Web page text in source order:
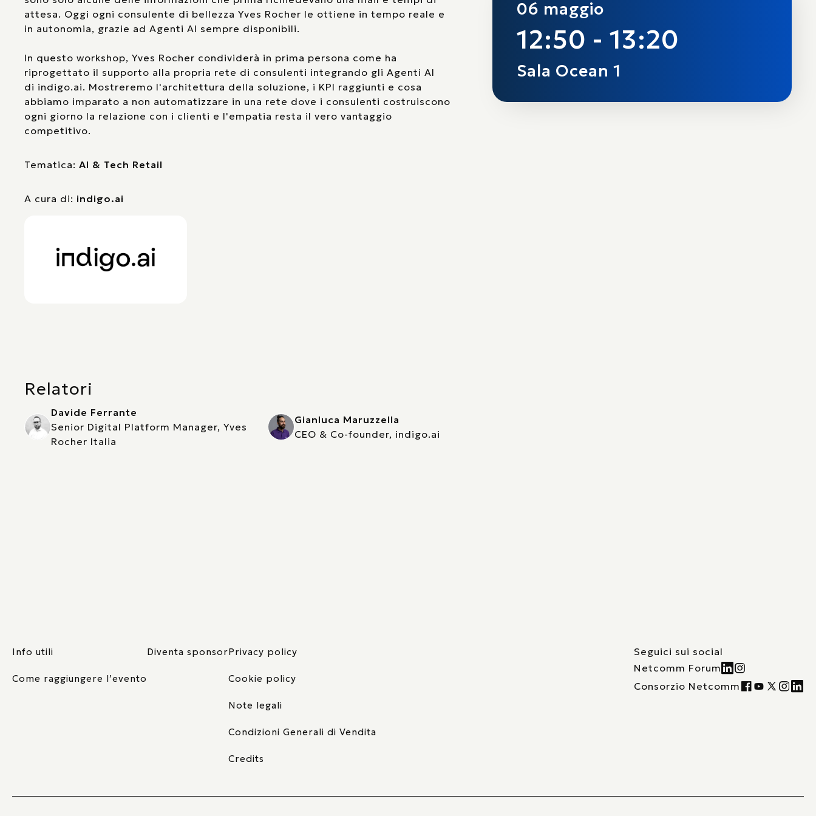
attesa. Oggi ogni consulente di bellezza Yves Rocher le ottiene in tempo reale e
in autonomia, grazie ad Agenti AI sempre disponibili.
In questo workshop, Yves Rocher condividerà in prima persona come ha
riprogettato il supporto alla propria rete di consulenti integrando gli Agenti AI
di indigo.ai. Mostreremo l'architettura della soluzione, i KPI raggiunti e cosa
abbiamo imparato a non automatizzare in una rete dove i consulenti costruiscono
ogni giorno la relazione con i clienti e l'empatia resta il vero vantaggio
competitivo.
Tematica: AI & Tech Retail
A cura di: indigo.ai
06 maggio
12:50 - 13:20
Sala Ocean 1
Relatori
Davide Ferrante
Senior Digital Platform Manager, Yves
Rocher Italia
Gianluca Maruzzella
CEO & Co-founder, indigo.ai
Info utili
Come raggiungere l’evento
Diventa sponsorPrivacy policy
Cookie policy
Note legali
Condizioni Generali di Vendita
Credits
Seguici sui social
Netcomm Forum
Consorzio Netcomm